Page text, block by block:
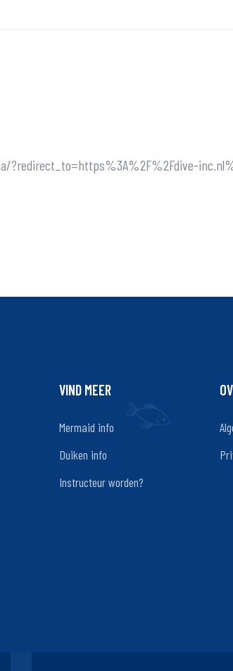
?redirect_to=https%3A%2F%2Fdive-
VIND MEER
Mermaid info
Duiken info
Instructeur worden?